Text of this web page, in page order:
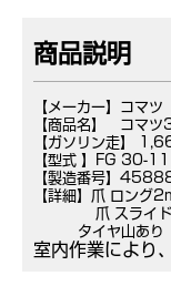
商品説明
【メーカー】コマツ
【商品名】 コマツ
【ガソリン走】
【型式 】FG 30-11
【製造番号】
【詳細】爪 ロング
爪 スライド
タイヤ山あり
室内作業により